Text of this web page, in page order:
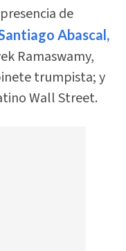
de
Abascal,
Ramaswamy,
trumpista; y
Wall Street.